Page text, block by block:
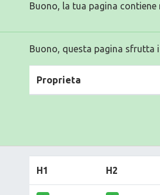
Buono, la tua pagina contiene
Buono, questa pagina sfrutta
Proprieta
H1 H2